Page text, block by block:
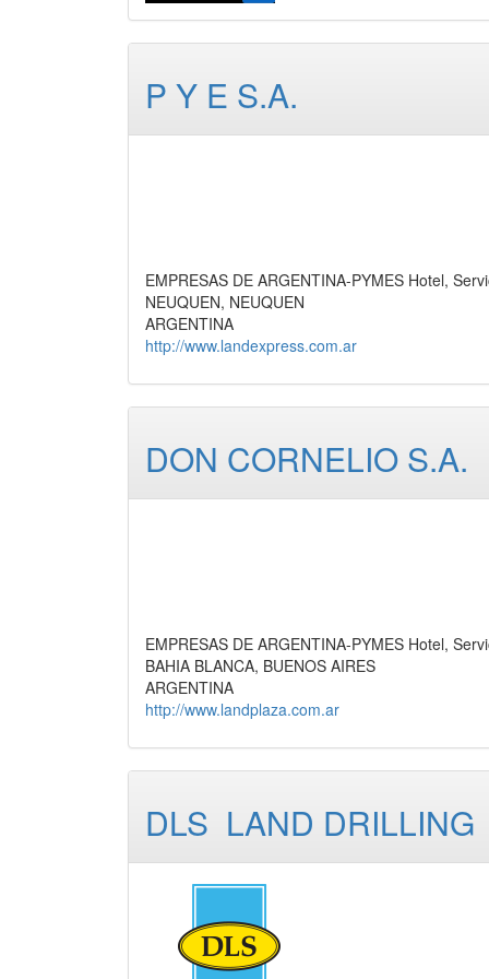
P Y E S.A.
EMPRESAS DE ARGENTINA-PYMES Hotel,
NEUQUEN, NEUQUEN
ARGENTINA
http://www.landexpress.com.ar
DON CORNELIO S.A.
EMPRESAS DE ARGENTINA-PYMES Hotel,
BAHIA BLANCA, BUENOS AIRES
ARGENTINA
http://www.landplaza.com.ar
DLS  LAND DRILLING